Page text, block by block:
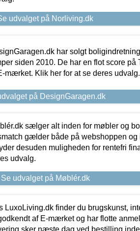
udvalget på Norliving.dk
har solgt
siden 2010. De har en flot score på
mærket. Klik her for at se deres udvalg.
på DesignGaragen.dk
sælger alt inden for møbler og
gælder både på webshoppen og
desuden muligheden for rentefri
udvalg.
Se udvalget på Møblér.dk
LuxoLiving.dk finder du brugskunst,
af E-mærket og har flotte